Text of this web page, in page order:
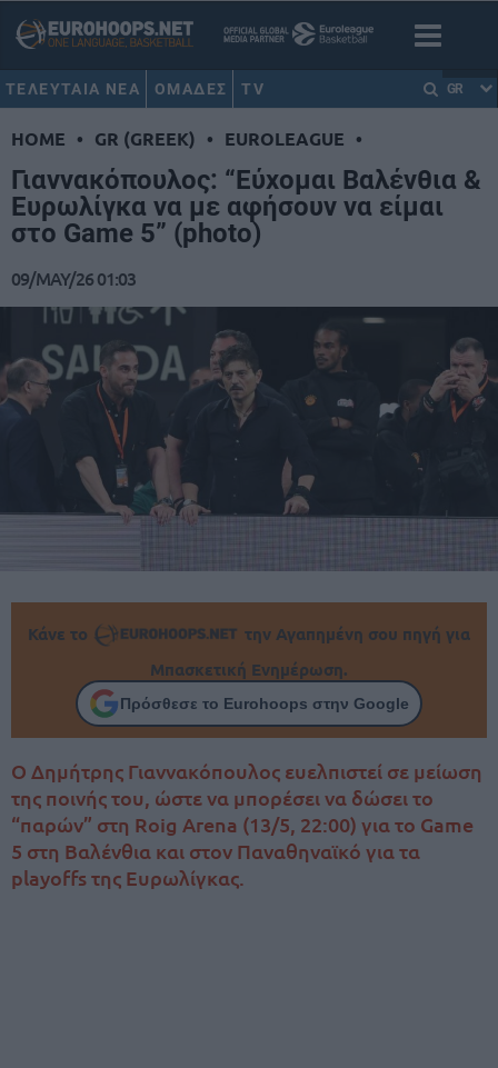
ΤΕΛΕΥΤΑΙΑ ΝΕΑ ΟΜΑΔΕΣ TV GR
HOME • GR (GREEK) • EUROLEAGUE •
Γιαννακόπουλος: “Εύχομαι Βαλένθια &
Ευρωλίγκα να με αφήσουν να είμαι
στο Game 5” (photo)
09/MAY/26 01:03
Κάνε το
την Αγαπημένη σου πηγή για
Μπασκετική Ενημέρωση.
Πρόσθεσε το Eurohoops στην Google
Ο Δημήτρης Γιαννακόπουλος ευελπιστεί σε μείωση
της ποινής του, ώστε να μπορέσει να δώσει το
“παρών” στη Roig Arena (13/5, 22:00) για το Game
5 στη Βαλένθια και στον Παναθηναϊκό για τα
playoffs της Ευρωλίγκας.